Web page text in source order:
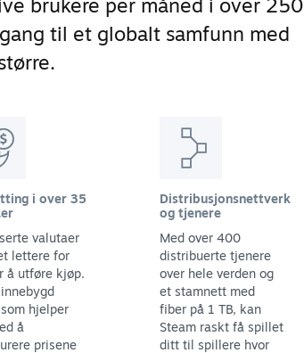
til et globalt samfunn med
i over 35
valutaer
lettere for
å utføre kjøp.
hjelper
å
prisene
Distribusjonsnettverk
og tjenere
Med over 400
distribuerte tjenere
over hele verden og
et stamnett med
fiber på 1 TB, kan
Steam raskt få spillet
ditt til spillere hvor